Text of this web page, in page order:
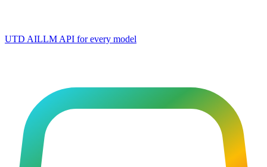
UTD AILLM API for every model